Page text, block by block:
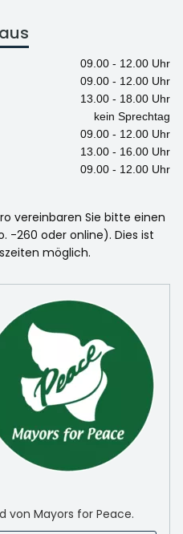
09.00 - 12.00 Uhr
09.00 - 12.00 Uhr
13.00 - 18.00 Uhr
kein Sprechtag
09.00 - 12.00 Uhr
13.00 - 16.00 Uhr
09.00 - 12.00 Uhr
vereinbaren Sie bitte einen
-260 oder online). Dies ist
möglich.
von Mayors for Peace.